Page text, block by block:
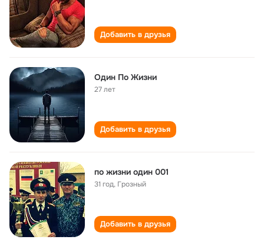
Добавить в друзья
Один По Жизни
27 лет
Добавить в друзья
по жизни один 001
31 год, Грозный
Добавить в друзья